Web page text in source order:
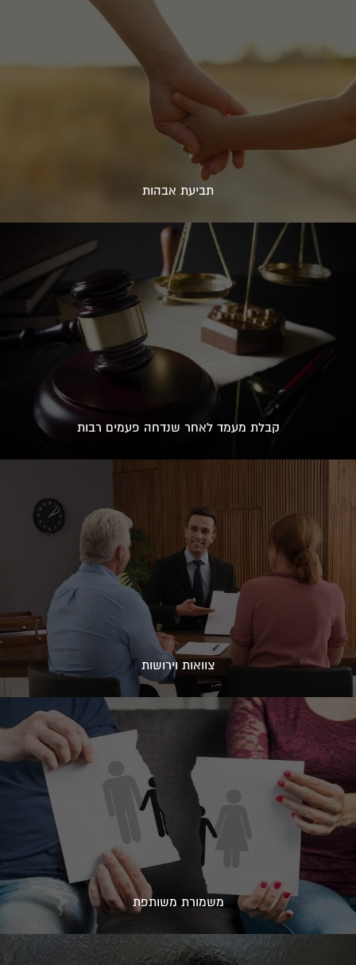
תביעת אבהות
קבלת מעמד לאחר שנדחה פעמים רבות
צוואות וירושות
משמורת משותפת